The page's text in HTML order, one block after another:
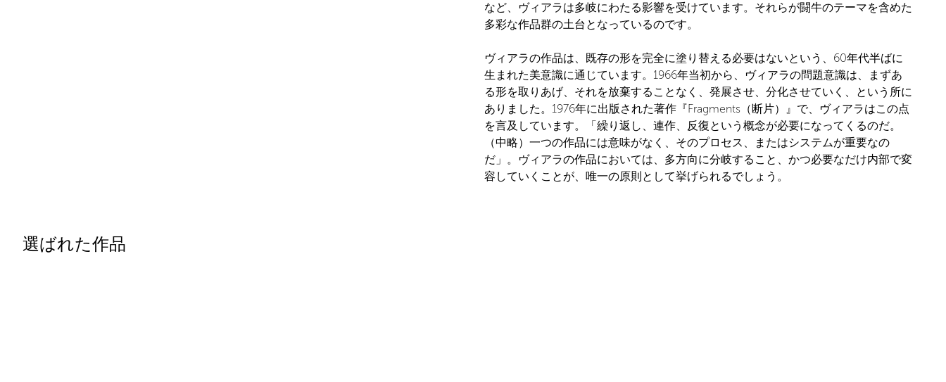
など、ヴィアラは多岐にわたる影響を受けています。それらが闘牛のテーマを含めた
多彩な作品群の土台となっているのです。
ヴィアラの作品は、既存の形を完全に塗り替える必要はないという、60年代半ばに
生まれた美意識に通じています。1966年当初から、ヴィアラの問題意識は、まずあ
る形を取りあげ、それを放棄することなく、発展させ、分化させていく、という所に
ありました。1976年に出版された著作『Fragments（断片）』で、ヴィアラはこの点
を言及しています。「繰り返し、連作、反復という概念が必要になってくるのだ。
（中略）一つの作品には意味がなく、そのプロセス、またはシステムが重要なの
だ」。ヴィアラの作品においては、多方向に分岐すること、かつ必要なだけ内部で変
容していくことが、唯一の原則として挙げられるでしょう。
選ばれた作品